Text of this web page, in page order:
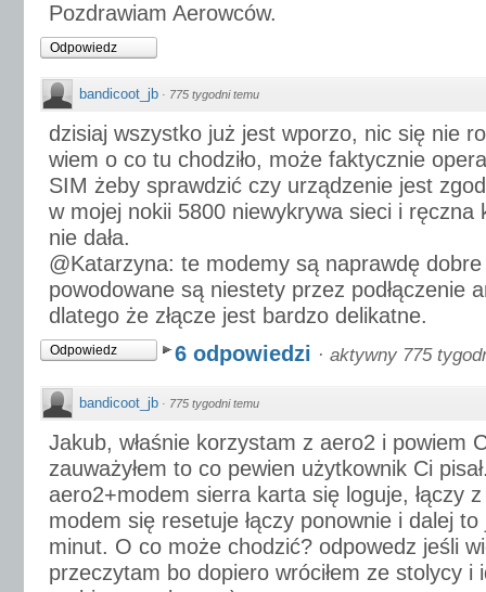
Pozdrawiam Aerowców.
Odpowiedz
bandicoot_jb · 775 tygodni temu
dzisiaj wszystko już jest wporzo, nic się nie
wiem o co tu chodziło, może faktycznie
SIM żeby sprawdzić czy urządzenie jest
w mojej nokii 5800 niewykrywa sieci i ręczna
nie dała.
@Katarzyna: te modemy są naprawdę
powodowane są niestety przez podłączenie
dlatego że złącze jest bardzo delikatne.
Odpowiedz 6 odpowiedzi · aktywny 775
bandicoot_jb · 775 tygodni temu
Jakub, właśnie korzystam z aero2 i powiem
zauważyłem to co pewien użytkownik Ci
aero2+modem sierra karta się loguje, łączy
modem się resetuje łączy ponownie i dalej to
minut. O co może chodzić? odpowedz jeśli
przeczytam bo dopiero wróciłem ze stolycy i